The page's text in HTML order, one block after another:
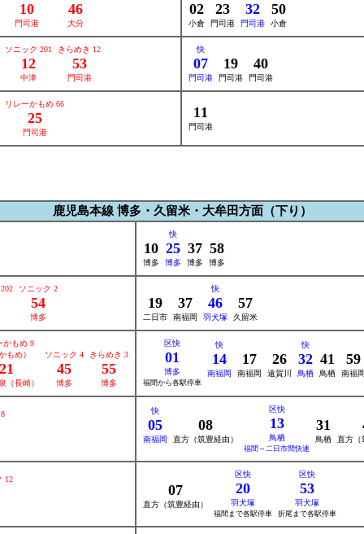
10
門司港
46
大分
02
小倉
23
門司港
32
門司港
50
小倉
ソニック 201
12
中津
きらめき 12
53
門司港
快
07
門司港
19
門司港
40
門司港
リレーかもめ 66
25
門司港
11
門司港
鹿児島本線 博多・久留米・大牟田方面（下り）
10
博多
快
25
博多
37
博多
58
博多
ソニック 2
54
博多
19
二日市
37
南福岡
快
46
羽犬塚
57
久留米
かもめ 9
もめ）
21
（長崎）
ソニック 4
45
博多
きらめき 3
55
博多
区快
01
博多
福間から各駅停車
快
14
南福岡
17
南福岡
26
遠賀川
快
32
鳥栖
41
鳥栖
59
南福
快
05
南福岡
08
直方（筑豊経由）
区快
13
鳥栖
福間～二日市間快速
31
鳥栖 直方（
12
07
直方（筑豊経由）
区快
20
羽犬塚
福間まで各駅停車
区快
53
羽犬塚
折尾まで各駅停車